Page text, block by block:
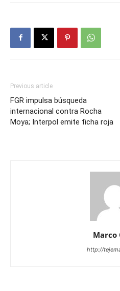
Previous article
FGR impulsa búsqueda
internacional contra Rocha
Moya; Interpol emite ficha roja
Marco
http://